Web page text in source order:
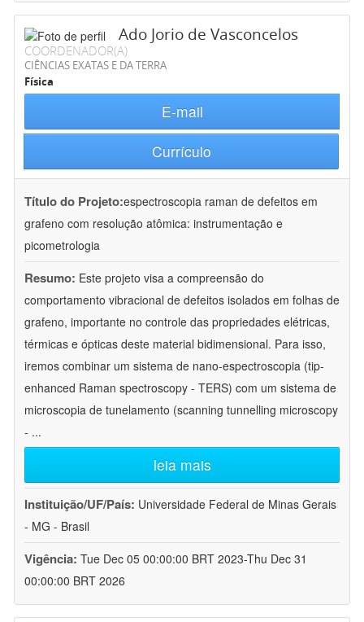
Ado Jorio de Vasconcelos
COORDENADOR(A)
CIÊNCIAS EXATAS E DA TERRA
Física
E-mail
Currículo
Título do Projeto:espectroscopia raman de defeitos em
grafeno com resolução atômica: instrumentação e
picometrologia
Resumo: Este projeto visa a compreensão do
comportamento vibracional de defeitos isolados em folhas de
grafeno, importante no controle das propriedades elétricas,
térmicas e ópticas deste material bidimensional. Para isso,
iremos combinar um sistema de nano-espectroscopia (tip-
enhanced Raman spectroscopy - TERS) com um sistema de
microscopia de tunelamento (scanning tunnelling microscopy
- ...
leia mais
Instituição/UF/País: Universidade Federal de Minas Gerais
- MG - Brasil
Vigência: Tue Dec 05 00:00:00 BRT 2023-Thu Dec 31
00:00:00 BRT 2026